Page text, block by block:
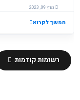
מרץ 09, 2023
המשך לקרוא
רשומות קודמות